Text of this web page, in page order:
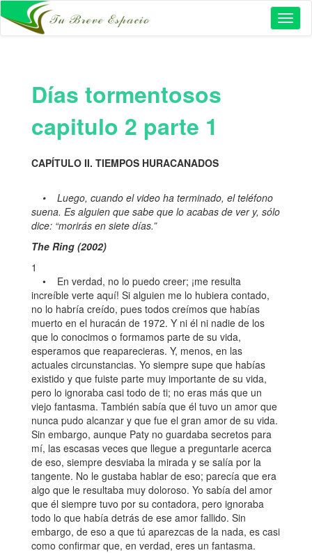
Días tormentosos
capitulo 2 parte 1
CAPÍTULO II. TIEMPOS HURACANADOS
• Luego, cuando el video ha terminado, el teléfono
suena. Es alguien que sabe que lo acabas de ver y, sólo
dice: “morirás en siete días.”
The Ring (2002)
1
• En verdad, no lo puedo creer; ¡me resulta
increíble verte aquí! Si alguien me lo hubiera contado,
no lo habría creído, pues todos creímos que habías
muerto en el huracán de 1972. Y ni él ni nadie de los
que lo conocimos o formamos parte de su vida,
esperamos que reaparecieras. Y, menos, en las
actuales circunstancias. Yo siempre supe que habías
existido y que fuiste parte muy importante de su vida,
pero lo ignoraba casi todo de ti; no eras más que un
viejo fantasma. También sabía que él tuvo un amor que
nunca pudo alcanzar y que fue el gran amor de su vida.
Sin embargo, aunque Paty no guardaba secretos para
mí, las escasas veces que llegue a preguntarle acerca
de eso, siempre desviaba la mirada y se salía por la
tangente. No le gustaba hablar de eso; parecía que era
algo que le resultaba muy doloroso. Yo sabía del amor
que él siempre tuvo por su contadora, pero ignoraba
todo lo que había detrás de ese amor fallido. Sin
embargo, de eso a que tú aparezcas de la nada, es casi
como confirmar que, en verdad, eres un fantasma.